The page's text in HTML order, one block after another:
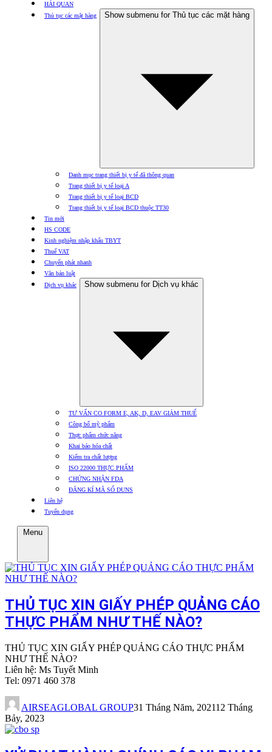
HẢI QUAN
Thủ tục các mặt hàng
Show submenu for Thủ tục các mặt hàng
Danh mục trang thiết bị y tế đã thông quan
Trang thiết bị y tế loại A
Trang thiết bị y tế loại BCD
Trang thiết bị y tế loại BCD thuộc TT30
Tin mới
HS CODE
Kinh nghiệm nhập khẩu TBYT
Thuế VAT
Chuyển phát nhanh
Văn bản luật
Dịch vụ khác
Show submenu for Dịch vụ khác
TƯ VẤN CO FORM E, AK, D, EAV GIẢM THUẾ
Công bố mỹ phẩm
Thực phẩm chức năng
Khai báo hóa chất
Kiểm tra chất lượng
ISO 22000 THỰC PHẨM
CHỨNG NHẬN FDA
ĐĂNG KÍ MÃ SỐ DUNS
Liên hệ
Tuyển dụng
Menu
THỦ TỤC XIN GIẤY PHÉP QUẢNG CÁO
THỰC PHẨM NHƯ THẾ NÀO?
THỦ TỤC XIN GIẤY PHÉP QUẢNG CÁO THỰC PHẨM
NHƯ THẾ NÀO?
Liên hệ: Ms Tuyết Minh
Tel: 0971 460 378
AIRSEAGLOBAL GROUP31 Tháng Năm, 202112 Tháng
Bảy, 2023